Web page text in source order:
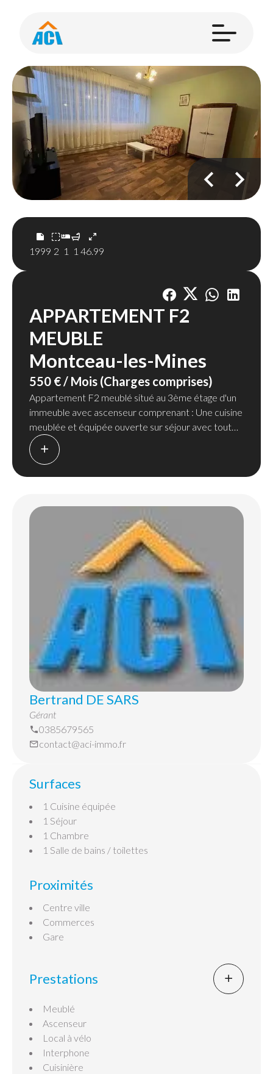
1999 2 1 1 46.99
APPARTEMENT F2
MEUBLE
Montceau-les-Mines
550 € / Mois (Charges comprises)
Appartement F2 meublé situé au 3ème étage d'un
immeuble avec ascenseur comprenant : Une cuisine
meublée et équipée ouverte sur séjour avec tout
l'équipement nécessaire, une chambre avec lit et
dressing, une salle de bains avec baignoire et WC.
l'eau froide.
Bertrand DE SARS
Gérant
0385679565
contact@aci-immo.fr
Surfaces
1 Cuisine équipée
1 Séjour
1 Chambre
1 Salle de bains / toilettes
Proximités
Centre ville
Commerces
Gare
Prestations
Meublé
Ascenseur
Local à vélo
Interphone
Cuisinière